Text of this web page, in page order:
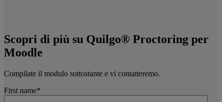
Scopri di più su Quilgo®️ Proctoring per
Moodle
Compilate il modulo sottostante e vi contatteremo.
First name*